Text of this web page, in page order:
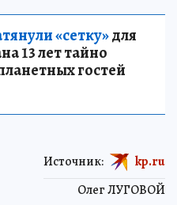
«сетку»для
13 лет тайно
гостей
Олег ЛУГОВОЙ
Источник: kp.ru